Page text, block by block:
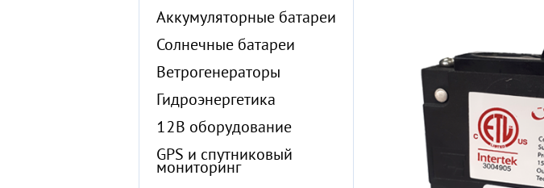
Аккумуляторные батареи
Солнечные батареи
Ветрогенераторы
Гидроэнергетика
12В оборудование
GPS и спутниковый
мониторинг